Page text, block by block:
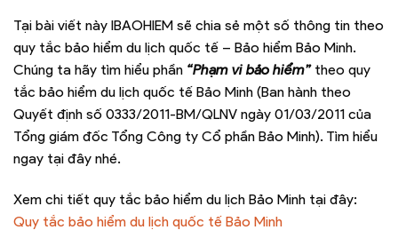
Tại bài viết này IBAOHIEM sẽ chia sẻ một số thông tin theo
quy tắc bảo hiểm du lịch quốc tế – Bảo hiểm Bảo Minh.
Chúng ta hãy tìm hiểu phần “Phạm vi bảo hiểm”theo quy
tắc bảo hiểm du lịch quốc tế Bảo Minh (Ban hành theo
Quyết định số 0333/2011-BM/QLNV ngày 01/03/2011 của
Tổng giám đốc Tổng Công ty Cổ phần Bảo Minh). Tìm hiểu
ngay tại đây nhé.
Xem chi tiết quy tắc bảo hiểm du lịch Bảo Minh tại đây:
Quy tắc bảo hiểm du lịch quốc tế Bảo Minh